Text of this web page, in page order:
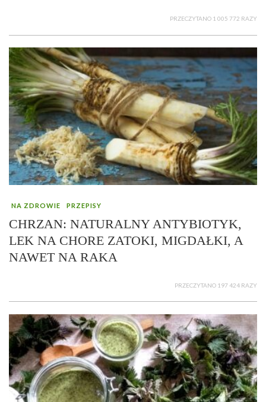
PRZECZYTANO 1 005 772 RAZY
NA ZDROWIE PRZEPISY
CHRZAN: NATURALNY ANTYBIOTYK,
LEK NA CHORE ZATOKI, MIGDAŁKI, A
NAWET NA RAKA
PRZECZYTANO 197 424 RAZY